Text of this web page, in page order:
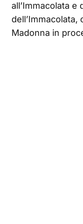
all’Immacolata e
Madonna in